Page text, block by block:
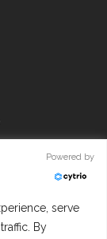
Powered by
serve
By